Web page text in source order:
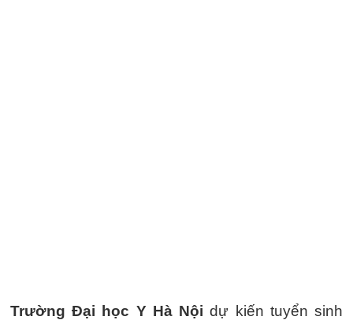
Trường Đại học Y Hà Nội dự kiến tuyển sinh